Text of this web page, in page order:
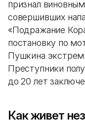
признал
совершивших
«Подражание
постановку по
Пушкина
Преступники
до 20 лет
Как живет